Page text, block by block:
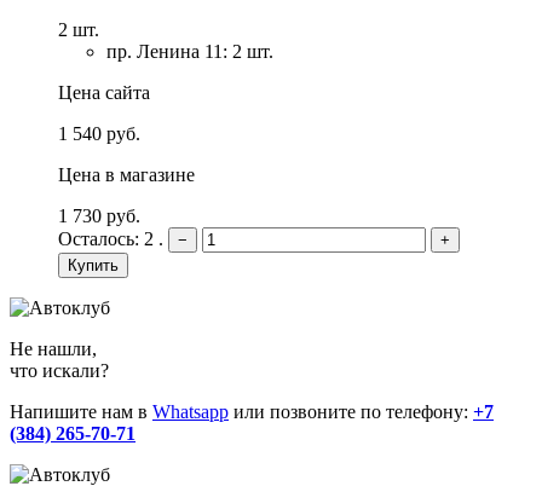
2 шт.
пр. Ленина 11: 2 шт.
Цена сайта
1 540 руб.
Цена в магазине
1 730 руб.
Осталось: 2 .
−
+
Купить
Не нашли,
что искали?
Напишите нам в Whatsapp или позвоните по телефону: +7
(384) 265-70-71